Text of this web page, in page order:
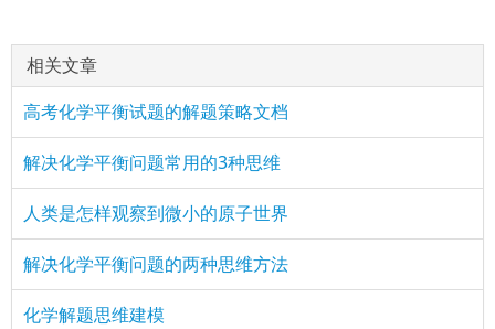
相关文章
高考化学平衡试题的解题策略文档
解决化学平衡问题常用的3种思维
人类是怎样观察到微小的原子世界
解决化学平衡问题的两种思维方法
化学解题思维建模